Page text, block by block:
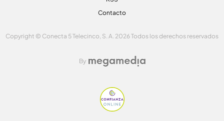
Contacto
Copyright © Conecta 5 Telecinco, S. A. 2026 Todos los derechos reservados
By